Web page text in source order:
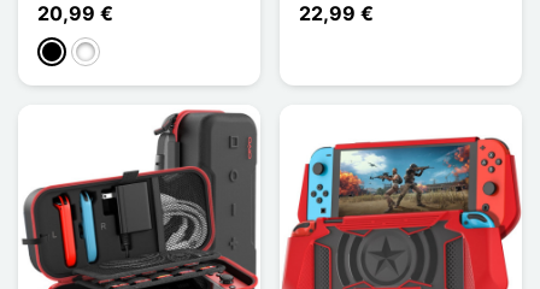
20,99 €
PretoBranco
22,99 €